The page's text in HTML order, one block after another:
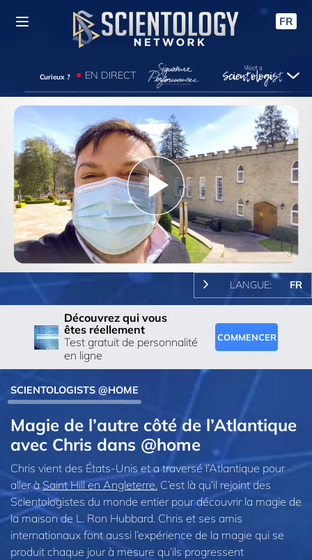
FR
Curieux ? EN DIRECT
Play
Video
LANGUE: FR
Découvrez qui vous
êtes réellement
Test gratuit de personnalité
en ligne
COMMENCER
SCIENTOLOGISTS @HOME
Magie de l’autre côté de l’Atlantique
avec Chris dans @home
Chris vient des États-Unis et a traversé l’Atlantique pour
aller àSaint Hill en Angleterre. C’est là qu’il rejoint des
Scientologistes du monde entier pour découvrir la magie de
la maison de L. Ron Hubbard. Chris et ses amis
internationaux font aussi l’expérience de la magie qui se
produit chaque jour à mesure qu’ils progressent